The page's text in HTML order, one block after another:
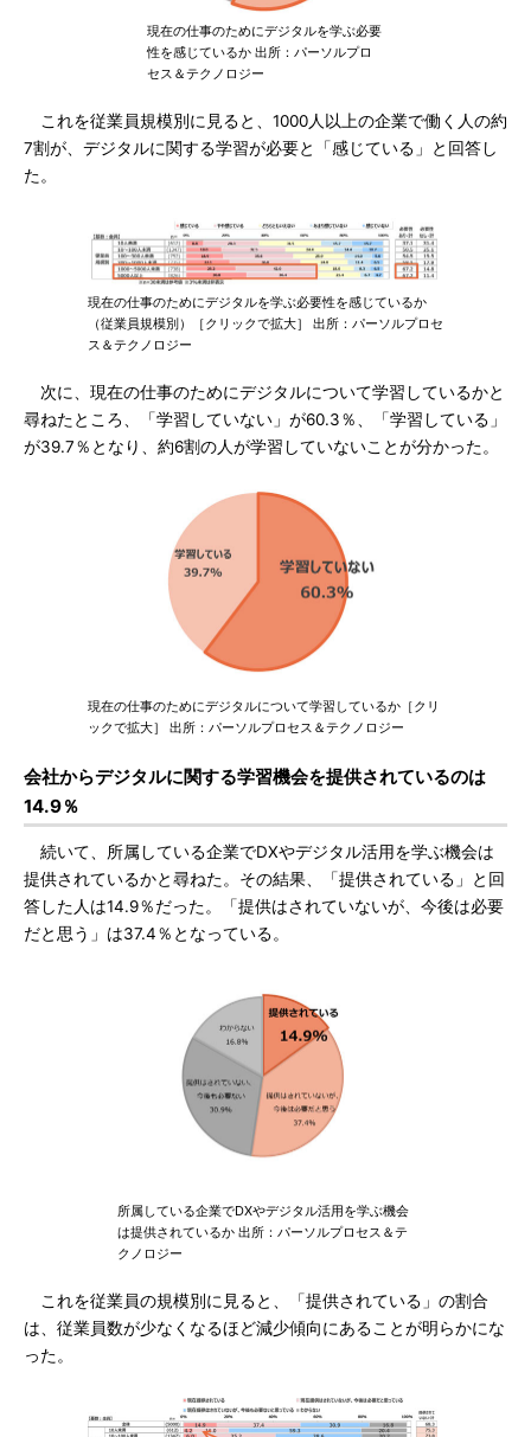
現在の仕事のためにデジタルを学ぶ必要
性を感じているか 出所：パーソルプロ
セス＆テクノロジー
これを従業員規模別に見ると、1000人以上の企業で働く人の約
7割が、デジタルに関する学習が必要と「感じている」と回答し
た。
現在の仕事のためにデジタルを学ぶ必要性を感じているか
（従業員規模別）［クリックで拡大］ 出所：パーソルプロセ
ス＆テクノロジー
次に、現在の仕事のためにデジタルについて学習しているかと
尋ねたところ、「学習していない」が60.3％、「学習している」
が39.7％となり、約6割の人が学習していないことが分かった。
現在の仕事のためにデジタルについて学習しているか［クリ
ックで拡大］ 出所：パーソルプロセス＆テクノロジー
会社からデジタルに関する学習機会を提供されているのは
14.9％
続いて、所属している企業でDXやデジタル活用を学ぶ機会は
提供されているかと尋ねた。その結果、「提供されている」と回
答した人は14.9％だった。「提供はされていないが、今後は必要
だと思う」は37.4％となっている。
所属している企業でDXやデジタル活用を学ぶ機会
は提供されているか 出所：パーソルプロセス＆テ
クノロジー
これを従業員の規模別に見ると、「提供されている」の割合
は、従業員数が少なくなるほど減少傾向にあることが明らかにな
った。